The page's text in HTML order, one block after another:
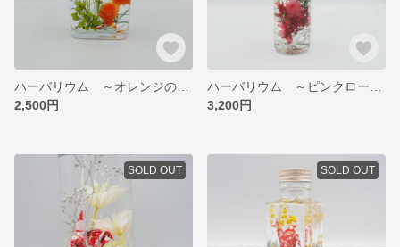
2,500円
3,200円
SOLD OUT SOLD OUT